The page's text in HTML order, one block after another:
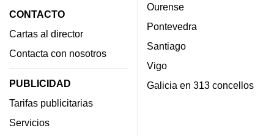
CONTACTO
Cartas al director
Contacta con nosotros
PUBLICIDAD
Tarifas publicitarias
Servicios
Ourense
Pontevedra
Santiago
Vigo
Galicia en 313 concellos